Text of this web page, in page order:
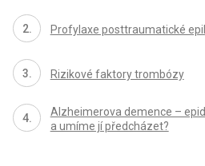
Profylaxe posttraumatické
Rizikové faktory trombózy
Alzheimerova demence –
a umíme jí předcházet?